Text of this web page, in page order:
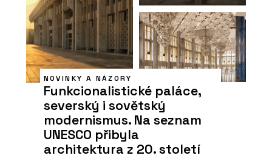
NOVINKY A NÁZORY
Funkcionalistické paláce,
severský i sovětský
modernismus. Na seznam
UNESCO přibyla
architektura z 20. století